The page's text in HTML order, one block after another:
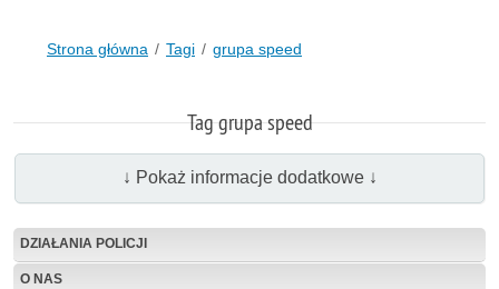
Strona główna Tagi grupa speed
Tag grupa speed
↓ Pokaż informacje dodatkowe ↓
DZIAŁANIA POLICJI
O NAS